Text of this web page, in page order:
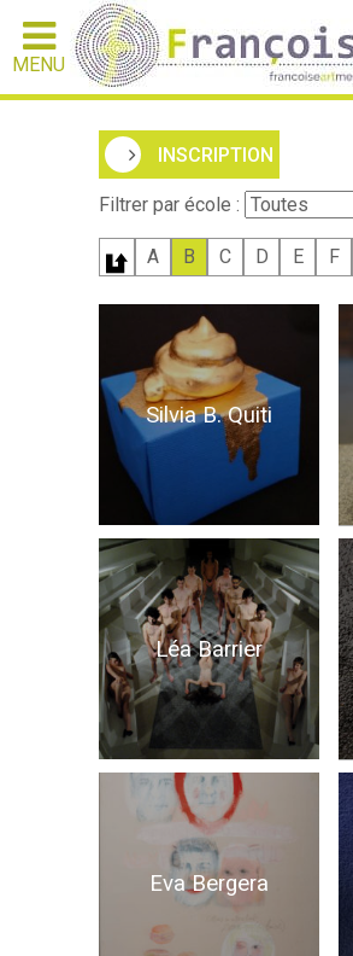
MENU
INSCRIPTION
Filtrer par école :
A B C D E F
Silvia B. Quiti
Léa Barrier
Eva Bergera